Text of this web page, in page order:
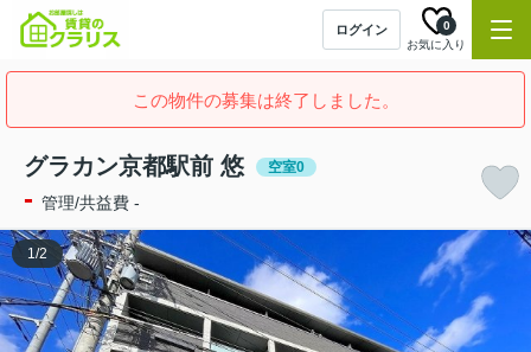
ログイン
お気に入り
0
この物件の募集は終了しました。
グラカン京都駅前 悠 空室0
- 管理/共益費 -
1/2